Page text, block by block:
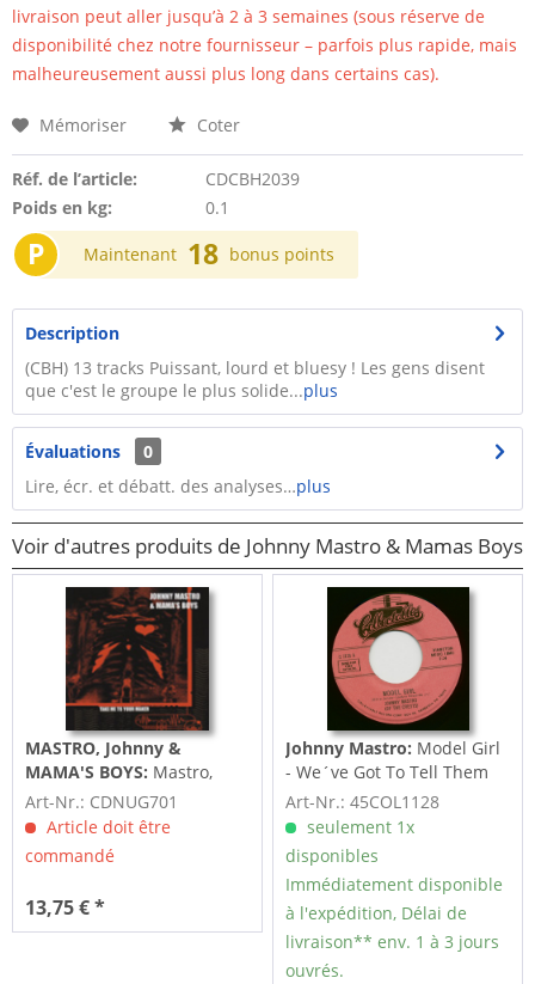
livraison peut aller jusqu’à 2 à 3 semaines (sous réserve de
disponibilité chez notre fournisseur – parfois plus rapide, mais
malheureusement aussi plus long dans certains cas).
Mémoriser Coter
Réf. de l’article:
CDCBH2039
Poids en kg:
0.1
P Maintenant 18 bonus points
Description
(CBH) 13 tracks Puissant, lourd et bluesy ! Les gens disent
que c'est le groupe le plus solide...plus
Évaluations
0
Lire, écr. et débatt. des analyses…plus
Voir d'autres produits de Johnny Mastro & Mamas Boys
MASTRO, Johnny &
MAMA'S BOYS: Mastro,
Johnny & Mama's Boys Take
Me To Your Maker
Art-Nr.: CDNUG701
Article doit être
commandé
13,75 € *
Johnny Mastro: Model Girl
- We´ve Got To Tell Them
(7inch, 45rpm)
Art-Nr.: 45COL1128
seulement 1x
disponibles
Immédiatement disponible
à l'expédition, Délai de
livraison** env. 1 à 3 jours
ouvrés.